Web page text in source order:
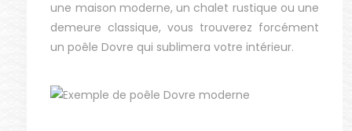
une maison moderne, un chalet rustique ou une
demeure classique, vous trouverez forcément
un poêle Dovre qui sublimera votre intérieur.